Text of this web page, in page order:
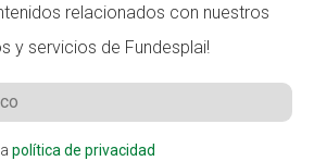
relacionados con nuestros
y servicios de Fundesplai!
política de privacidad